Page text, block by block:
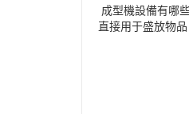
成型機設備有哪
直接用于盛放物